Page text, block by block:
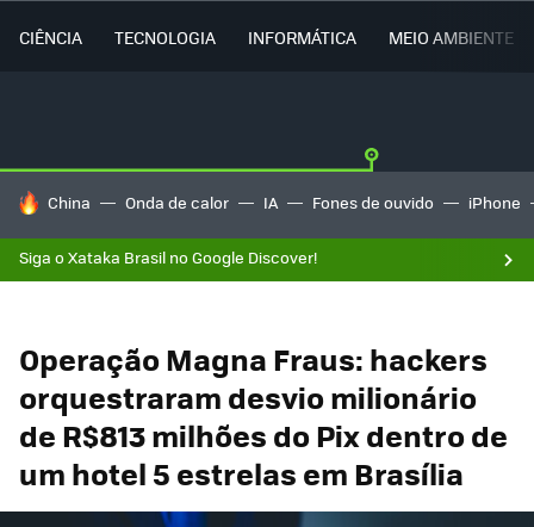
CIÊNCIA TECNOLOGIA INFORMÁTICA MEIO AMBIENTE
TENDÊNCIAS DO DIA
China Onda de calor IA Fones de ouvido iPhone
Siga o Xataka Brasil no Google Discover!
Operação Magna Fraus: hackers
orquestraram desvio milionário
de R$813 milhões do Pix dentro de
um hotel 5 estrelas em Brasília